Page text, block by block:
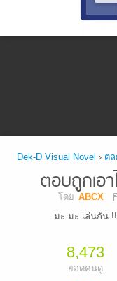
Dek-D Visual Novel › ตล
ตอบถูกเอ
โดย ABCX
มะ มะ เล่นกัน
8,473
ยอดคนดู